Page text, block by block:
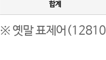
합계
※ 옛말 표제어(12810